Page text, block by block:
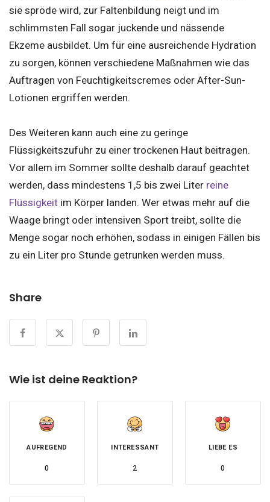
sie spröde wird, zur Faltenbildung neigt und im
schlimmsten Fall sogar juckende und nässende
Ekzeme ausbildet. Um für eine ausreichende Hydration
zu sorgen, können verschiedene Maßnahmen wie das
Auftragen von Feuchtigkeitscremes oder After-Sun-
Lotionen ergriffen werden.
Des Weiteren kann auch eine zu geringe
Flüssigkeitszufuhr zu einer trockenen Haut beitragen.
Vor allem im Sommer sollte deshalb darauf geachtet
werden, dass mindestens 1,5 bis zwei Liter reine
Flüssigkeit im Körper landen. Wer etwas mehr auf die
Waage bringt oder intensiven Sport treibt, sollte die
Menge sogar noch erhöhen, sodass in einigen Fällen bis
zu ein Liter pro Stunde getrunken werden muss.
Share
Wie ist deine Reaktion?
AUFREGEND
0
INTERESSANT
2
LIEBE ES
0